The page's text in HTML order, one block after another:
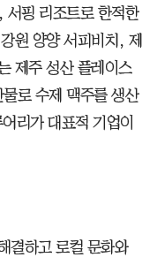
서핑 리조트로 한적한
원 양양 서피비치, 제
제주 성산 플레이스
로 수제 맥주를 생산
리가 대표적 기업이
결하고 로컬 문화와